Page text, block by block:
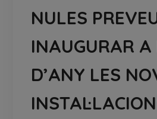
NULES
INAUGURAR A
D’ANY LES